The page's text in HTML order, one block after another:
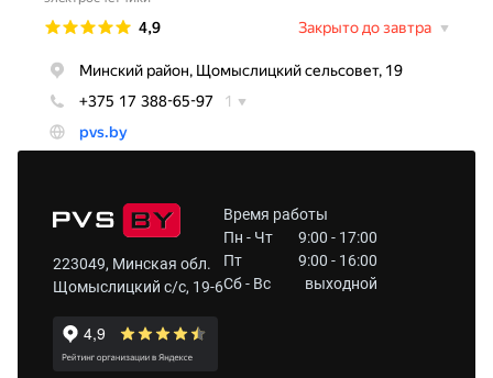
223049, Минская обл.
Щомыслицкий с/с, 19-6
Время работы
Пн - Чт
9:00 - 17:00
Пт
9:00 - 16:00
Сб - Вс
выходной